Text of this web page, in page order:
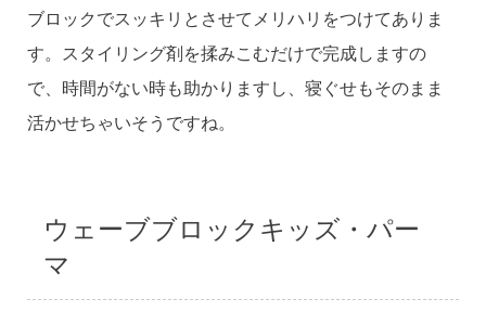
ブロックでスッキリとさせてメリハリをつけてありま
す。スタイリング剤を揉みこむだけで完成しますの
で、時間がない時も助かりますし、寝ぐせもそのまま
活かせちゃいそうですね。
ウェーブブロックキッズ・パー
マ